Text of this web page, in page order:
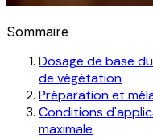
Sommaire
Dosage de base
de végétation
Préparation et
Conditions
maximale